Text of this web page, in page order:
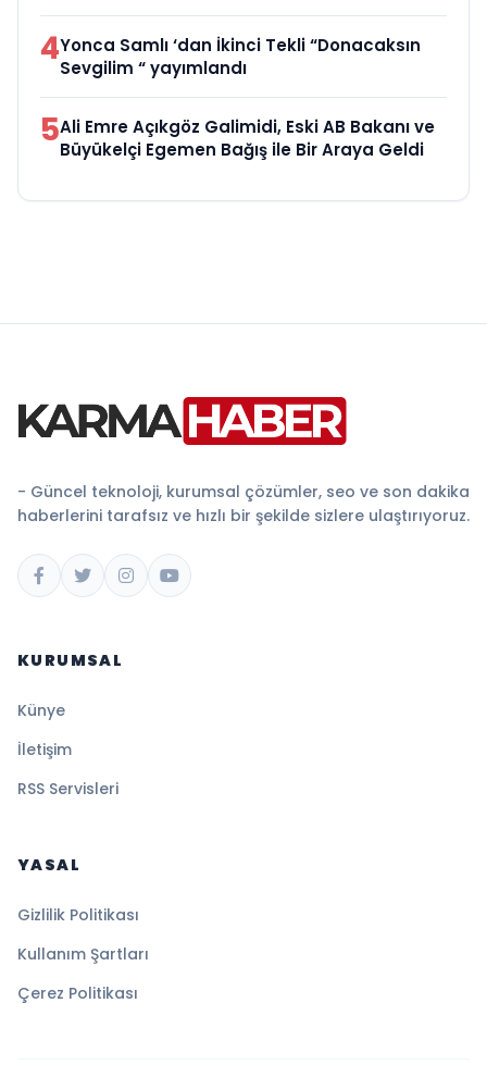
4Yonca Samlı ‘dan İkinci Tekli “Donacaksın
Sevgilim “ yayımlandı
5Ali Emre Açıkgöz Galimidi, Eski AB Bakanı ve
Büyükelçi Egemen Bağış ile Bir Araya Geldi
- Güncel teknoloji, kurumsal çözümler, seo ve son dakika
haberlerini tarafsız ve hızlı bir şekilde sizlere ulaştırıyoruz.
KURUMSAL
Künye
İletişim
RSS Servisleri
YASAL
Gizlilik Politikası
Kullanım Şartları
Çerez Politikası